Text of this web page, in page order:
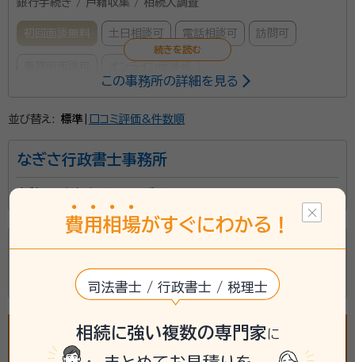
初回面談無料 土日相談可 電話相談可 訪問可
当事務所では、戸籍収集から、相続人調査、遺産分割協
続に関する各種業務をサポートしております。 「何から
行政書士
山梨県行政書士会
この事務所の詳細を見る
並び替え: 標準 口コミ評価&件数順
なぎさ行政書士事務所
山梨県甲府市武田３丁目４番２４号
行政書士たんざわ事務所
山梨県甲府市千塚3-2-26 グリーンタウンE101
費用 相場がすぐにわかる！
司法書士 / 行政書士 / 税理士
相続に強い複数の専門家に